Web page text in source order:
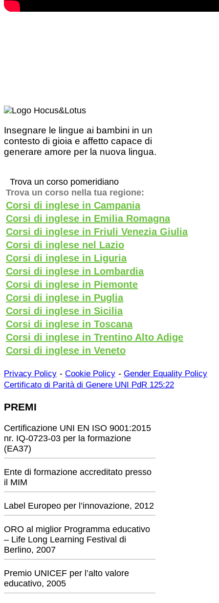
Insegnare le lingue ai bambini in un
contesto di gioia e affetto capace di
generare amore per la nuova lingua.
Trova un corso pomeridiano
Trova un corso nella tua regione:
Corsi di inglese in Campania
Corsi di inglese in Emilia Romagna
Corsi di inglese in Friuli Venezia Giulia
Corsi di inglese nel Lazio
Corsi di inglese in Liguria
Corsi di inglese in Lombardia
Corsi di inglese in Piemonte
Corsi di inglese in Puglia
Corsi di inglese in Sicilia
Corsi di inglese in Toscana
Corsi di inglese in Trentino Alto Adige
Corsi di inglese in Veneto
Privacy Policy - Cookie Policy - Gender Equality Policy
Certificato di Parità di Genere UNI PdR 125:22
PREMI
Certificazione UNI EN ISO 9001:2015
nr. IQ-0723-03 per la formazione
(EA37)
Ente di formazione accreditato presso
il MIM
Label Europeo per l’innovazione, 2012
ORO al miglior Programma educativo
– Life Long Learning Festival di
Berlino, 2007
Premio UNICEF per l’alto valore
educativo, 2005